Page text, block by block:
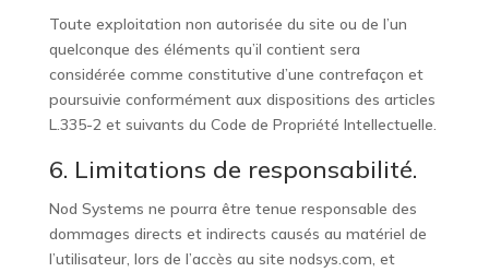
Toute exploitation non autorisée du site ou de l’un
quelconque des éléments qu’il contient sera
considérée comme constitutive d’une contrefaçon et
poursuivie conformément aux dispositions des articles
L.335-2 et suivants du Code de Propriété Intellectuelle.
6. Limitations de responsabilité.
Nod Systems ne pourra être tenue responsable des
dommages directs et indirects causés au matériel de
l’utilisateur, lors de l’accès au site nodsys.com, et